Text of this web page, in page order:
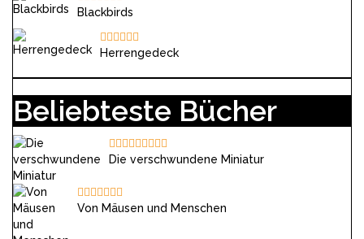
Blackbirds
Herrengedeck
Beliebteste Bücher
Die verschwundene Miniatur
Von Mäusen und Menschen